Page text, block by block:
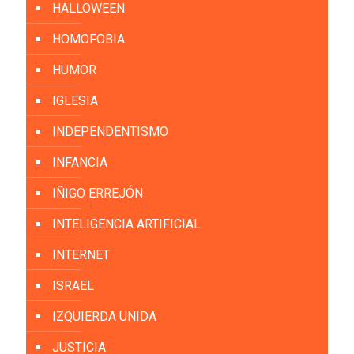
HALLOWEEN
HOMOFOBIA
HUMOR
IGLESIA
INDEPENDENTISMO
INFANCIA
IÑIGO ERREJÓN
INTELIGENCIA ARTIFICIAL
INTERNET
ISRAEL
IZQUIERDA UNIDA
JUSTICIA